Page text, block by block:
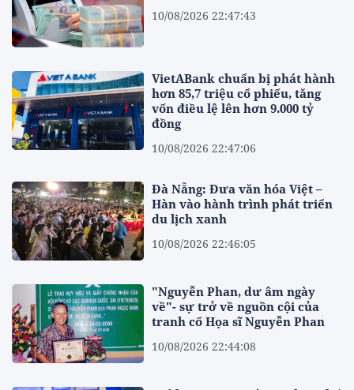
10/08/2026 22:47:43
VietABank chuẩn bị phát hành
hơn 85,7 triệu cổ phiếu, tăng
vốn điều lệ lên hơn 9.000 tỷ
đồng
10/08/2026 22:47:06
Đà Nẵng: Đưa văn hóa Việt –
Hàn vào hành trình phát triển
du lịch xanh
10/08/2026 22:46:05
"Nguyễn Phan, dư âm ngày
về"- sự trở về nguồn cội của
tranh cố Họa sĩ Nguyễn Phan
10/08/2026 22:44:08